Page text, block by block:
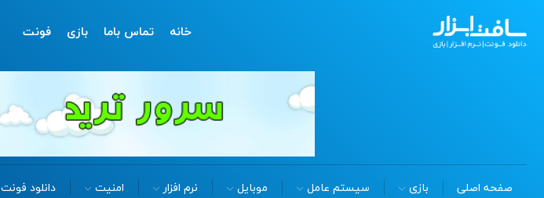
خانه تماس باما بازی فونت
صفحه اصلی بازی سیستم عامل موبایل نرم افزار امنیت دانلود فونت